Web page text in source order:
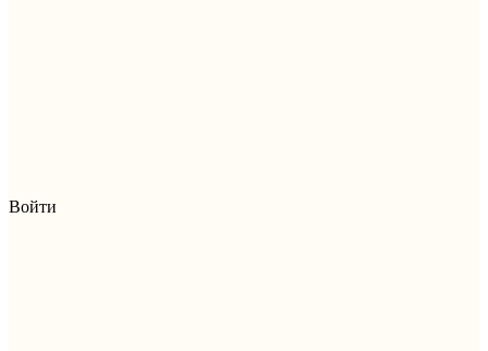
Войти